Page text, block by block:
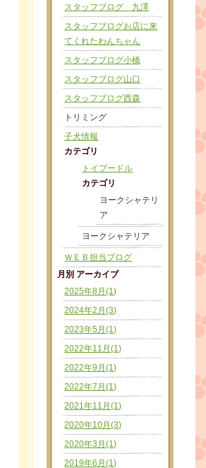
スタッフブログ 九澤
スタッフブログお店に来
てくれたわんちゃん
スタッフブログ小橋
スタッフブログ山口
スタッフブログ西森
トリミング
子犬情報
カテゴリ
トイプードル
カテゴリ
ヨークシャテリ
ア
ヨークシャテリア
ＷＥＢ担当ブログ
月別 アーカイブ
2025年8月(1)
2024年2月(3)
2023年5月(1)
2022年11月(1)
2022年9月(1)
2022年7月(1)
2021年11月(1)
2020年10月(3)
2020年3月(1)
2019年6月(1)